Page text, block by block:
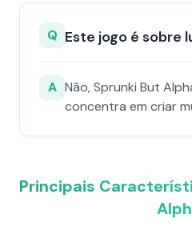
Q Este jogo é sobre
A Não, Sprunki But
concentra em criar
Principais